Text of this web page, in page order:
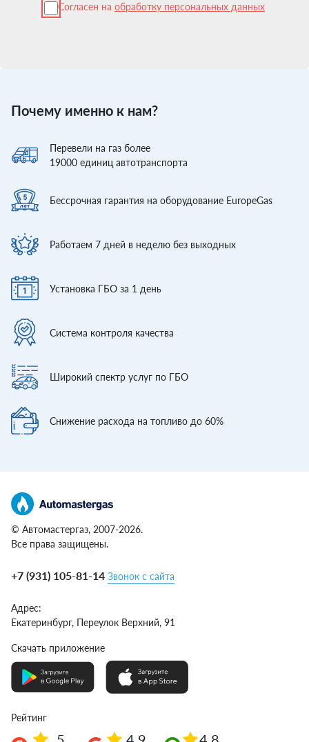
Согласен на обработку персональных данных
Почему именно к нам?
Перевели на газ более
19000 единиц автотранспорта
Бессрочная гарантия на оборудование EuropeGas
Работаем 7 дней в неделю без выходных
Установка ГБО за 1 день
Система контроля качества
Широкий спектр услуг по ГБО
Снижение расхода на топливо до 60%
© Автомастергаз, 2007-2026.
Все права защищены.
+7 (931) 105-81-14 Звонок с сайта
Адрес:
Екатеринбург, Переулок Верхний, 91
Скачать приложение
Рейтинг